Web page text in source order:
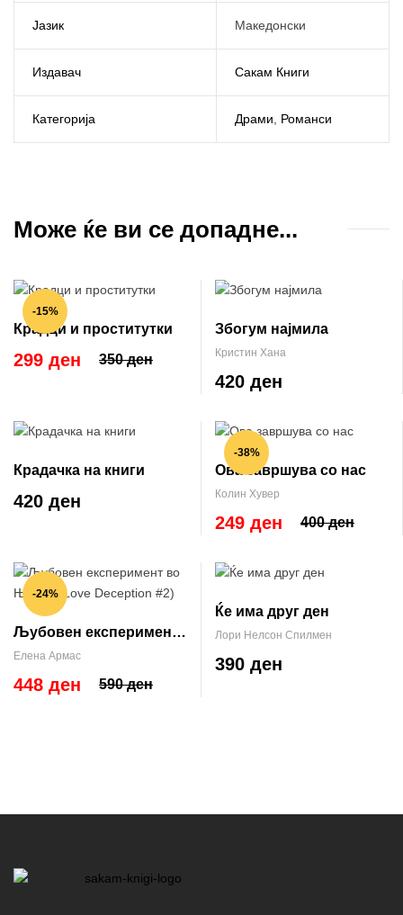
Јазик Македонски
Издавач Сакам Книги
Категорија Драми Романси
Може ќе ви се допадне...
-15%
Крадци и проститутки
350 ден
299 ден
Збогум најмила
Кристин Хана
420 ден
Крадачка на книги
420 ден
-38%
Ова завршува со нас
Колин Хувер
400 ден
249 ден
-24%
Љубовен експеримент
во Њујорк (Love
Deception #2)
Елена Армас
590 ден
448 ден
Ќе има друг ден
Лори Нелсон Спилмен
390 ден